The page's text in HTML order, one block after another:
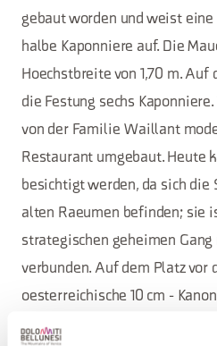
gebaut worden und weist
halbe Kaponniere auf. Die
Hoechstbreite von 1,70 m. Auf
die Festung sechs
von der Familie Waillant
Restaurant umgebaut. Heute
besichtigt werden, da sich die
alten Raeumen befinden; sie
strategischen geheimen
verbunden. Auf dem Platz vor
oesterreichische 10 cm -